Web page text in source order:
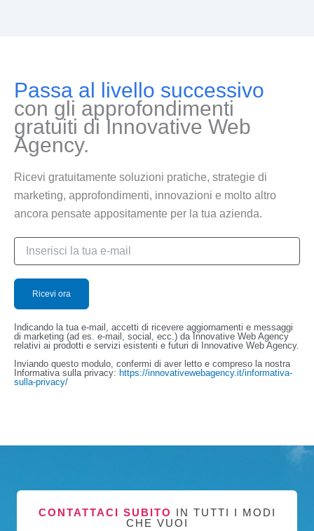
Passa al livello successivo
con gli approfondimenti
gratuiti di Innovative Web
Agency.
Ricevi gratuitamente soluzioni pratiche, strategie di
marketing, approfondimenti, innovazioni e molto altro
ancora pensate appositamente per la tua azienda.
Indicando la tua e-mail, accetti di ricevere aggiornamenti e messaggi
di marketing (ad es. e-mail, social, ecc.) da Innovative Web Agency
relativi ai prodotti e servizi esistenti e futuri di Innovative Web Agency.
Inviando questo modulo, confermi di aver letto e compreso la nostra
Informativa sulla privacy: https://innovativewebagency.it/informativa-
sulla-privacy/
CONTATTACI SUBITO IN TUTTI I MODI
CHE VUOI